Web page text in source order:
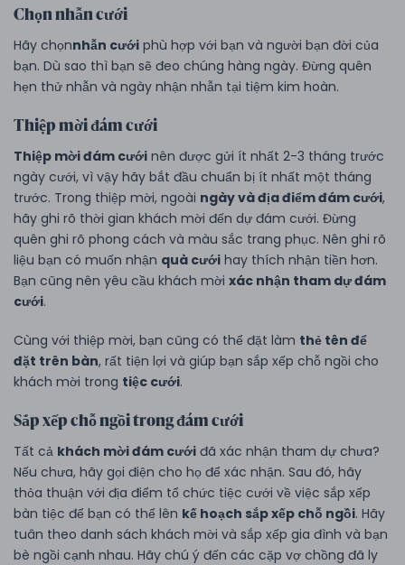
Chọn nhẫn cưới
Hãy chọnnhẫn cưới phù hợp với bạn và người bạn đời của
bạn. Dù sao thì bạn sẽ đeo chúng hàng ngày. Đừng quên
hẹn thử nhẫn và ngày nhận nhẫn tại tiệm kim hoàn.
Thiệp mời đám cưới
Thiệp mời đám cưới nên được gửi ít nhất 2-3 tháng trước
ngày cưới, vì vậy hãy bắt đầu chuẩn bị ít nhất một tháng
trước. Trong thiệp mời, ngoài ngày và địa điểm đám cưới,
hãy ghi rõ thời gian khách mời đến dự đám cưới. Đừng
quên ghi rõ phong cách và màu sắc trang phục. Nên ghi rõ
liệu bạn có muốn nhận quà cưới hay thích nhận tiền hơn.
Bạn cũng nên yêu cầu khách mời xác nhận tham dự đám
cưới.
Cùng với thiệp mời, bạn cũng có thể đặt làm thẻ tên để
đặt trên bàn, rất tiện lợi và giúp bạn sắp xếp chỗ ngồi cho
khách mời trong tiệc cưới.
Sắp xếp chỗ ngồi trong đám cưới
Tất cả khách mời đám cưới đã xác nhận tham dự chưa?
Nếu chưa, hãy gọi điện cho họ để xác nhận. Sau đó, hãy
thỏa thuận với địa điểm tổ chức tiệc cưới về việc sắp xếp
bàn tiệc để bạn có thể lên kế hoạch sắp xếp chỗ ngồi. Hãy
tuân theo danh sách khách mời và sắp xếp gia đình và bạn
bè ngồi cạnh nhau. Hãy chú ý đến các cặp vợ chồng đã ly